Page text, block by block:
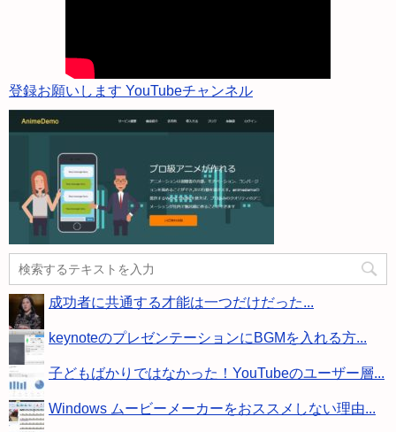
登録お願いします YouTubeチャンネル
成功者に共通する才能は一つだけだった...
keynoteのプレゼンテーションにBGMを入れる方...
子どもばかりではなかった！YouTubeのユーザー層...
Windows ムービーメーカーをおススメしない理由...